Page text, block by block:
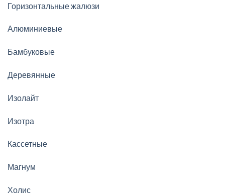
Горизонтальные жалюзи
Алюминиевые
Бамбуковые
Деревянные
Изолайт
Изотра
Кассетные
Магнум
Холис